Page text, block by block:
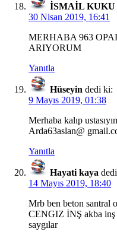
İSMAİL KUKU
30 Nisan 2019, 16:41
MERHABA 963
ARIYORUM
Yanıtla
Hüseyin dedi ki:
9 Mayıs 2019, 01:38
Merhaba kalıp
Arda63aslan@
Yanıtla
Hayati kaya
14 Mayıs 2019, 18:40
Mrb ben beton santral
CENGIZ İNŞ akba inş
saygılar